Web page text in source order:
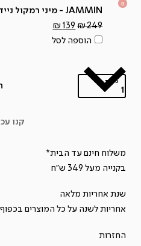
ACCOUNT
DETAILS
SEARCH
0
OPENJAMMIN - מיני רמקול נייד - שחור
₪249
המחיר
המקורי
₪ 139
המחיר
הנוכחיהוספה לסל
כמות
TRENCHTOWN
ANC
אוזניות
תוך
אלחוטיות
קנו
משלוח חינם עד הבית*
בקנייה מעל 349 ש"ח
שנת אחריות מלאה
אחריות לשנה על כל המוצרים
החזרות